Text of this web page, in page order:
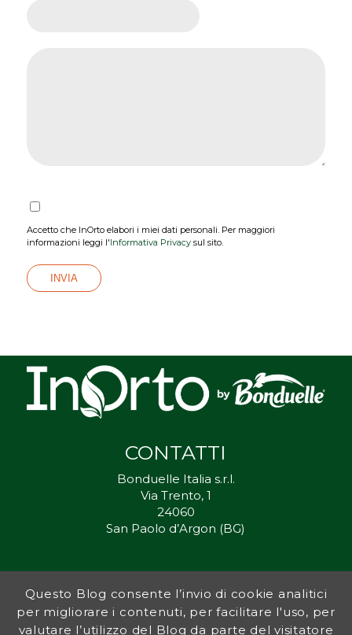
Accetto che InOrto elabori i miei dati personali. Per maggiori
informazioni leggi l'Informativa Privacysul sito.
CONTATTI
Bonduelle Italia s.r.l.
Via Trento, 1
24060
San Paolo d’Argon (BG)
Inorto.org è dal 2011 il punto di riferimento per gli ortisti italiani, e
fornisce preziosi consigli sia ai più esperti che a nuovi interessati.
L’obiettivo di Bonduelle è ispirare la transizione verso una dieta a
Questo Blog consente l’invio di cookie analitici
per migliorare i contenuti, per facilitare l'uso, per
valutare l’utilizzo del Blog da parte del visitatore